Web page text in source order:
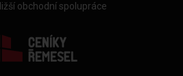
obchodní spolupráce